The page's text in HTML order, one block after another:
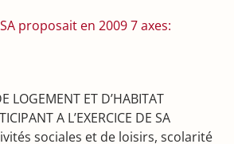
proposait en 2009 7 axes:
LOGEMENT ET D’HABITAT
A L’EXERCICE DE SA
sociales et de loisirs, scolarité